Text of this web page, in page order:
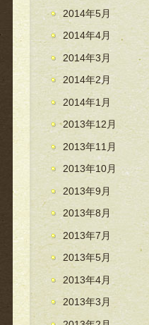
2014年5月
2014年4月
2014年3月
2014年2月
2014年1月
2013年12月
2013年11月
2013年10月
2013年9月
2013年8月
2013年7月
2013年5月
2013年4月
2013年3月